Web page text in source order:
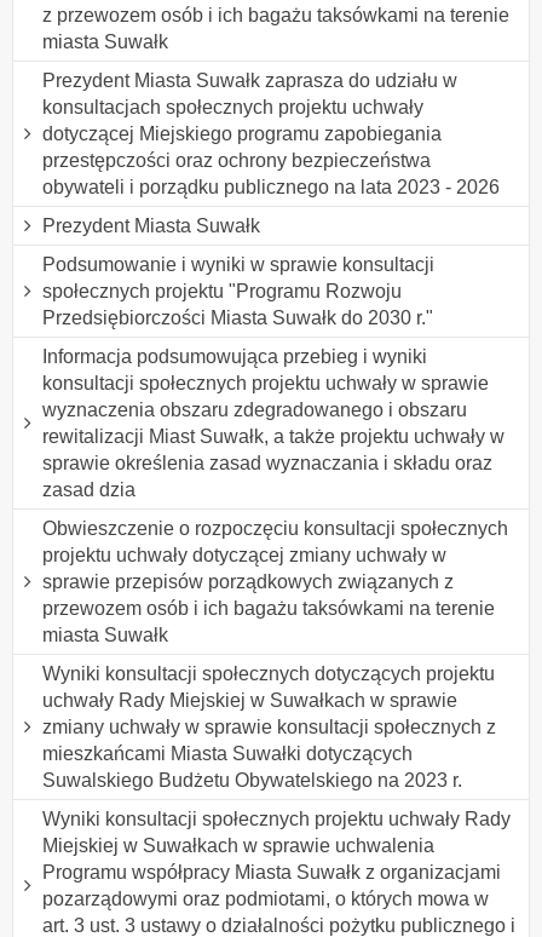
z przewozem osób i ich bagażu taksówkami na terenie
miasta Suwałk
Prezydent Miasta Suwałk zaprasza do udziału w
konsultacjach społecznych projektu uchwały
dotyczącej Miejskiego programu zapobiegania
przestępczości oraz ochrony bezpieczeństwa
obywateli i porządku publicznego na lata 2023 - 2026
Prezydent Miasta Suwałk
Podsumowanie i wyniki w sprawie konsultacji
społecznych projektu "Programu Rozwoju
Przedsiębiorczości Miasta Suwałk do 2030 r."
Informacja podsumowująca przebieg i wyniki
konsultacji społecznych projektu uchwały w sprawie
wyznaczenia obszaru zdegradowanego i obszaru
rewitalizacji Miast Suwałk, a także projektu uchwały w
sprawie określenia zasad wyznaczania i składu oraz
zasad dzia
Obwieszczenie o rozpoczęciu konsultacji społecznych
projektu uchwały dotyczącej zmiany uchwały w
sprawie przepisów porządkowych związanych z
przewozem osób i ich bagażu taksówkami na terenie
miasta Suwałk
Wyniki konsultacji społecznych dotyczących projektu
uchwały Rady Miejskiej w Suwałkach w sprawie
zmiany uchwały w sprawie konsultacji społecznych z
mieszkańcami Miasta Suwałki dotyczących
Suwalskiego Budżetu Obywatelskiego na 2023 r.
Wyniki konsultacji społecznych projektu uchwały Rady
Miejskiej w Suwałkach w sprawie uchwalenia
Programu współpracy Miasta Suwałk z organizacjami
pozarządowymi oraz podmiotami, o których mowa w
art. 3 ust. 3 ustawy o działalności pożytku publicznego i